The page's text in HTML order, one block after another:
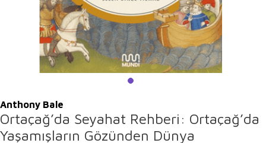
Anthony Bale
Ortaçağ’da Seyahat Rehberi: Ortaçağ’da
Yaşamışların Gözünden Dünya